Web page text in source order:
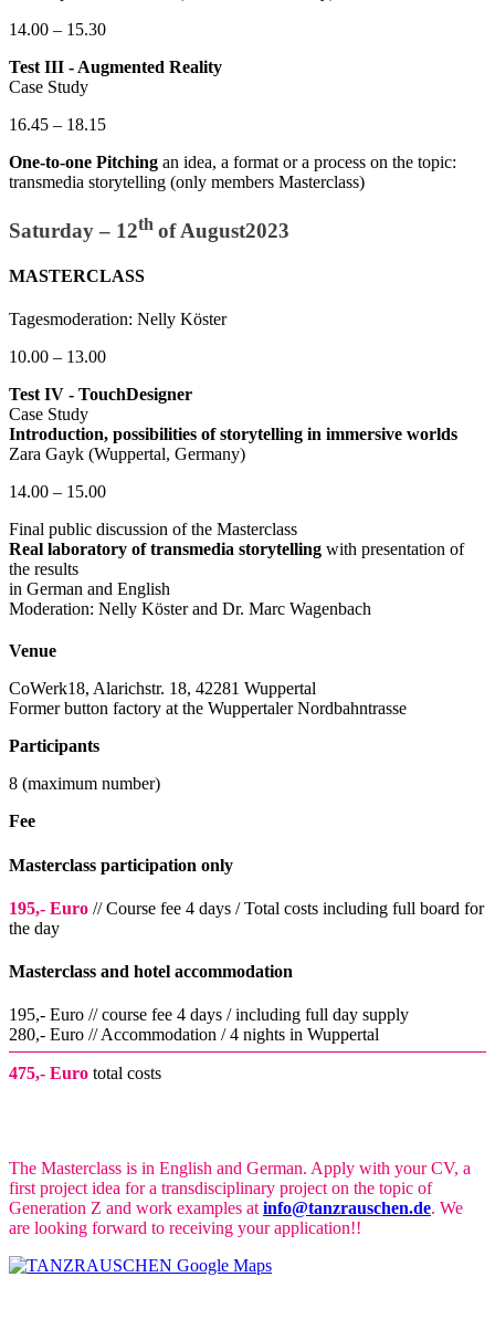
14.00 – 15.30
Test III - Augmented Reality
Case Study
16.45 – 18.15
One-to-one Pitching an idea, a format or a process on the topic:
transmedia storytelling (only members Masterclass)
Saturday – 12th of August2023
MASTERCLASS
Tagesmoderation: Nelly Köster
10.00 – 13.00
Test IV - TouchDesigner
Case Study
Introduction, possibilities of storytelling in immersive worlds
Zara Gayk (Wuppertal, Germany)
14.00 – 15.00
Final public discussion of the Masterclass
Real laboratory of transmedia storytelling with presentation of
the results
in German and English
Moderation: Nelly Köster and Dr. Marc Wagenbach
Venue
CoWerk18, Alarichstr. 18, 42281 Wuppertal
Former button factory at the Wuppertaler Nordbahntrasse
Participants
8 (maximum number)
Fee
Masterclass participation only
195,- Euro // Course fee 4 days / Total costs including full board for
the day
Masterclass and hotel accommodation
195,- Euro // course fee 4 days / including full day supply
280,- Euro // Accommodation / 4 nights in Wuppertal
475,- Euro total costs
The Masterclass is in English and German. Apply with your CV, a
first project idea for a transdisciplinary project on the topic of
Generation Z and work examples at info@tanzrauschen.de. We
are looking forward to receiving your application!!